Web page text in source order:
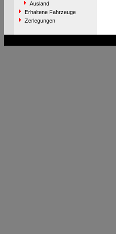
Ausland
Erhaltene Fahrzeuge
Zerlegungen